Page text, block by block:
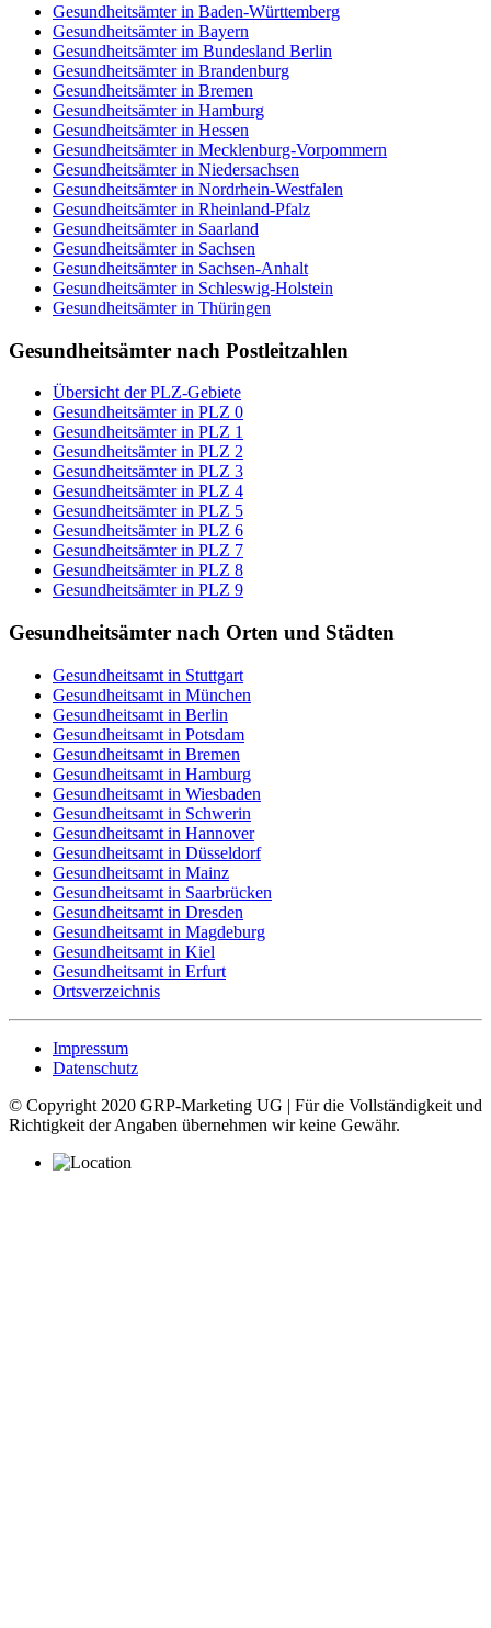
Gesundheitsämter in Baden-Württemberg
Gesundheitsämter in Bayern
Gesundheitsämter im Bundesland Berlin
Gesundheitsämter in Brandenburg
Gesundheitsämter in Bremen
Gesundheitsämter in Hamburg
Gesundheitsämter in Hessen
Gesundheitsämter in Mecklenburg-Vorpommern
Gesundheitsämter in Niedersachsen
Gesundheitsämter in Nordrhein-Westfalen
Gesundheitsämter in Rheinland-Pfalz
Gesundheitsämter in Saarland
Gesundheitsämter in Sachsen
Gesundheitsämter in Sachsen-Anhalt
Gesundheitsämter in Schleswig-Holstein
Gesundheitsämter in Thüringen
Gesundheitsämter nach Postleitzahlen
Übersicht der PLZ-Gebiete
Gesundheitsämter in PLZ 0
Gesundheitsämter in PLZ 1
Gesundheitsämter in PLZ 2
Gesundheitsämter in PLZ 3
Gesundheitsämter in PLZ 4
Gesundheitsämter in PLZ 5
Gesundheitsämter in PLZ 6
Gesundheitsämter in PLZ 7
Gesundheitsämter in PLZ 8
Gesundheitsämter in PLZ 9
Gesundheitsämter nach Orten und Städten
Gesundheitsamt in Stuttgart
Gesundheitsamt in München
Gesundheitsamt in Berlin
Gesundheitsamt in Potsdam
Gesundheitsamt in Bremen
Gesundheitsamt in Hamburg
Gesundheitsamt in Wiesbaden
Gesundheitsamt in Schwerin
Gesundheitsamt in Hannover
Gesundheitsamt in Düsseldorf
Gesundheitsamt in Mainz
Gesundheitsamt in Saarbrücken
Gesundheitsamt in Dresden
Gesundheitsamt in Magdeburg
Gesundheitsamt in Kiel
Gesundheitsamt in Erfurt
Ortsverzeichnis
Impressum
Datenschutz
© Copyright 2020 GRP-Marketing UG | Für die Vollständigkeit und
Richtigkeit der Angaben übernehmen wir keine Gewähr.